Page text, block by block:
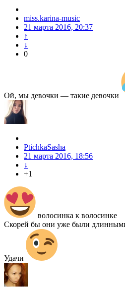
miss.karina-music
21 марта 2016, 20:37
↑
↓
0
Ой, мы девочки — такие девочки
PtichkaSasha
21 марта 2016, 18:56
↓
+1
волосинка к волосинке
Скорей бы они уже были
Удачи